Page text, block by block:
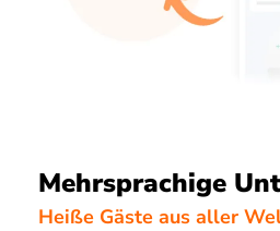
Mehrsprachige
Heiße Gäste aus aller